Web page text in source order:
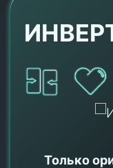
Только